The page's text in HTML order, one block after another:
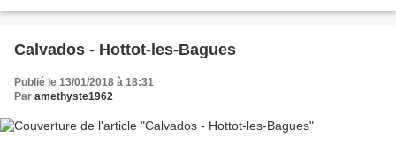
Calvados - Hottot-les-Bagues
Publié le 13/01/2018 à 18:31
Par amethyste1962